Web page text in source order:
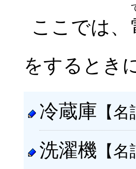
ここでは、
をするとき
冷蔵庫 【名
洗濯機 【名